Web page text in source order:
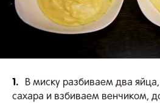
1.
В миску разбиваем два
сахара и взбиваем венчиком,